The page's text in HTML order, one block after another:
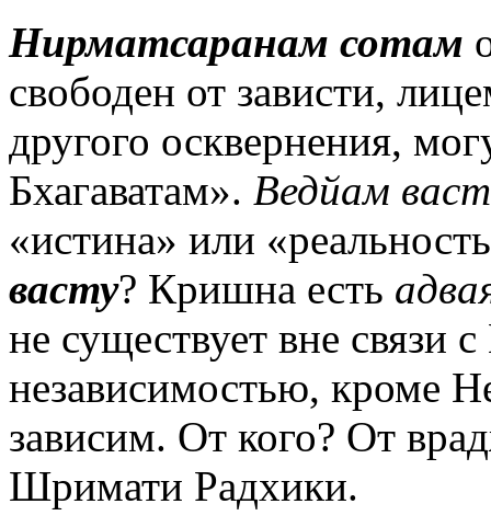
Нирматсаранам сотам
свободен от зависти,
другого осквернения,
Бхагаватам». Ведйам
«истина» или
васту? Кришна есть
не существует вне связи
независимостью, кроме
зависим. От кого? От
Шримати Радхики.